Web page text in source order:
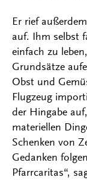
Er rief
auf. Ihm selbst
einfach zu
Grundsätze
Obst und
Flugzeug
der Hingabe
materiellen
Schenken von
Gedanken
Pfarrcaritas“,